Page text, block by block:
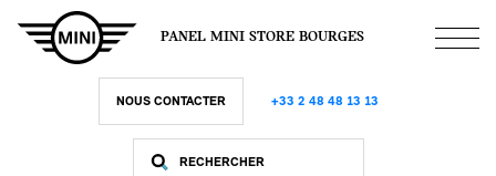
contenu
PANEL MINI STORE BOURGES
NOUS CONTACTER +33 2 48 48 13 13